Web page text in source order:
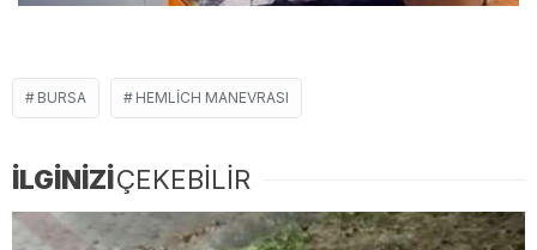
BURSA HEMLICH MANEVRASI
İLGİNİZİÇEKEBİLİR